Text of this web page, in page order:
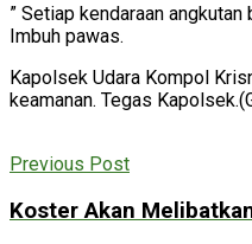
” Setiap kendaraan
Imbuh pawas.
Kapolsek Udara Kompol
keamanan. Tegas
Previous Post
Koster Akan